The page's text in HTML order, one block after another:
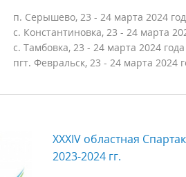
п. Серышево, 23 - 24 марта 2024
с. Константиновка, 23 - 24 марта
с. Тамбовка, 23 - 24 марта 2024 года
пгт. Февральск, 23 - 24 марта 2024
XXXIV областная
2023-2024 гг.